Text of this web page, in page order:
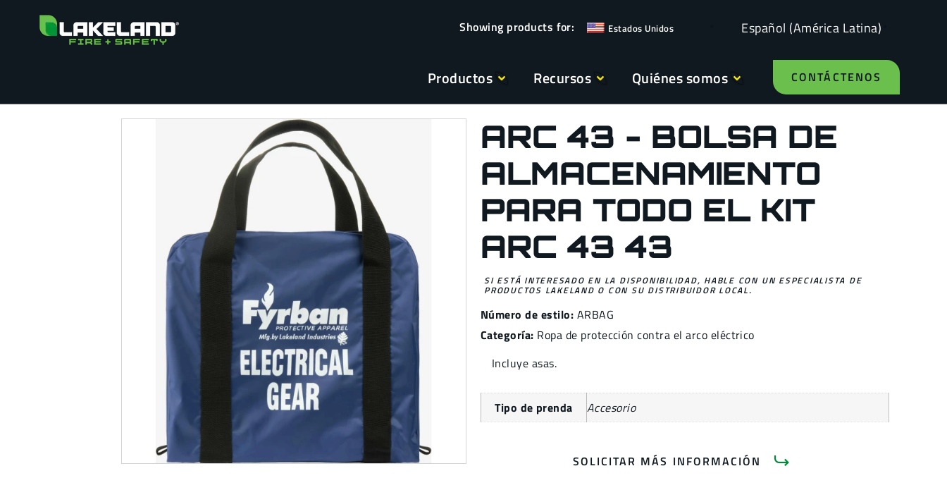
Estados Unidos Español (América Latina)
Productos Recursos Quiénes somos CONTÁCTENOS
ARC 43 - BOLSA DE
ALMACENAMIENTO
PARA TODO EL KIT
ARC 43 43
SI ESTÁ INTERESADO EN LA DISPONIBILIDAD, HABLE CON UN ESPECIALISTA DE
PRODUCTOS LAKELAND O CON SU DISTRIBUIDOR LOCAL.
Número de estilo: ARBAG
Categoría: Ropa de protección contra el arco eléctrico
Incluye asas.
Tipo de prenda Accesorio
SOLICITAR MÁS INFORMACIÓN